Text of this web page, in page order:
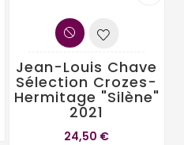
Jean-Louis Chave
Sélection Crozes-
Hermitage "Silène"
2021
24,50 €